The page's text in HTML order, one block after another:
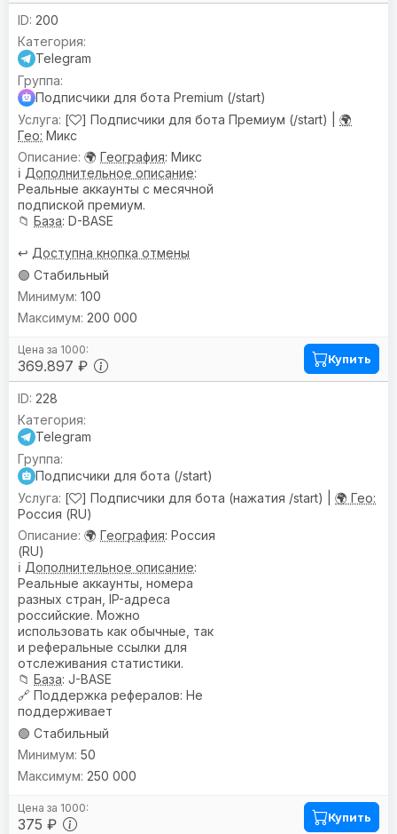
200
Telegram
Подписчики для бота Premium (/start)
[
] Подписчики для бота Премиум (/start) | 🌍
Гео: Микс
🌍 География: Микс
ℹ️ Дополнительное описание:
Реальные аккаунты с месячной
подпиской премиум.
📁 База: D-BASE
↩️ Доступна кнопка отмены
🟢 Стабильный
369.897 ₽
100
200 000
Купить
228
Telegram
Подписчики для бота (/start)
[
] Подписчики для бота (нажатия /start) | 🌍 Гео:
Россия (RU)
🌍 География: Россия
(RU)
ℹ️ Дополнительное описание:
Реальные аккаунты, номера
разных стран, IP-адреса
российские. Можно
использовать как обычные, так
и реферальные ссылки для
отслеживания статистики.
📁 База: J-BASE
🔗 Поддержка рефералов: Не
поддерживает
🟢 Стабильный
375 ₽
50
250 000
Купить